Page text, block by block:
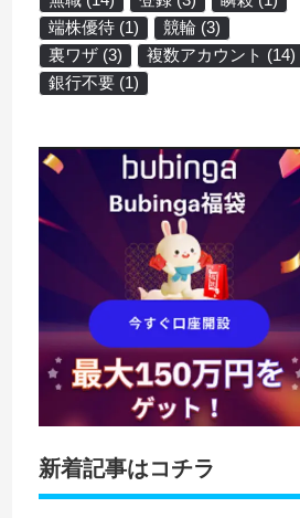
端株優待 (1) 競輪 (3)
裏ワザ (3) 複数アカウント (14)
銀行不要 (1)
新着記事はコチラ